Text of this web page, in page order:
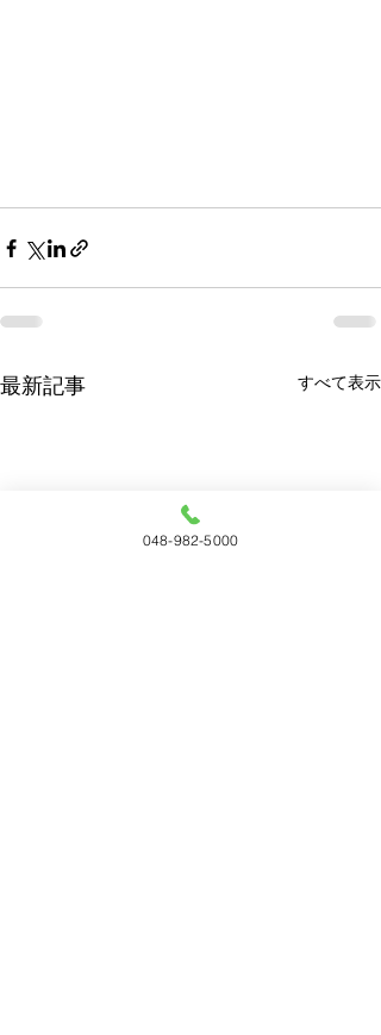
最新記事 すべて表示
048-982-5000